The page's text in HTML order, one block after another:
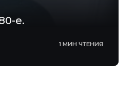
е.
1 МИН ЧТЕНИЯ